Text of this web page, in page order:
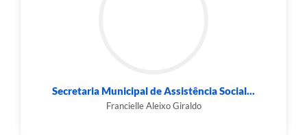
Secretaria Municipal de Assistência Social...
Francielle Aleixo Giraldo